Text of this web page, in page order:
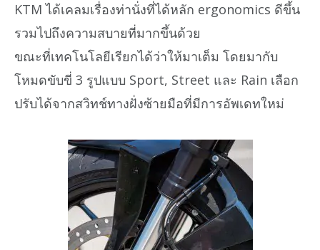
KTM ได้เคลมเรื่องท่านั่งที่ได้หลัก ergonomics ดีขึ้น
รวมไปถึงความสบายที่มากขึ้นด้วย
ขณะที่เทคโนโลยีเรียกได้ว่าให้มาเต็ม โดยมากับ
โหมดขับขี่ 3 รูปแบบ Sport, Street และ Rain เลือก
ปรับได้จากสวิทช์ทางฝั่งซ้ายมือที่มีการอัพเดทใหม่